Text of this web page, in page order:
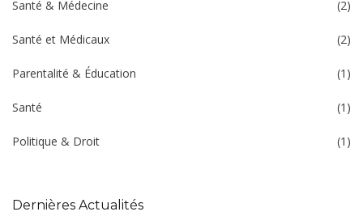
Santé & Médecine (2)
Santé et Médicaux (2)
Parentalité & Éducation (1)
Santé (1)
Politique & Droit (1)
Dernières Actualités